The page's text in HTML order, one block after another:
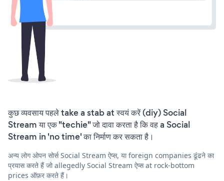
कुछ व्यवसाय पहले take a stab at स्वयं करें (diy) Social
Stream या एक "techie" जो दावा करता है कि वह a Social
Stream in 'no time' का निर्माण कर सकता है।
अन्य लोग ओपन सोर्स Social Stream ऐप्स, या foreign companies ढूंढने का
प्रयास करते हैं जो allegedly Social Stream ऐप्स at rock-bottom
prices ऑफ़र करते हैं।